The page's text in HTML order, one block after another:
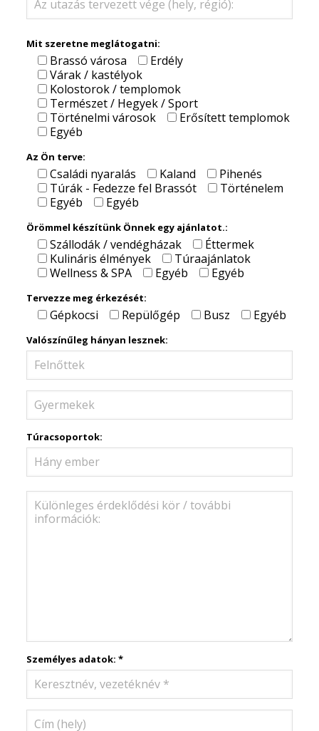
Mit szeretne meglátogatni:
Brassó városa
Erdély
Várak / kastélyok
Kolostorok / templomok
Természet / Hegyek / Sport
Történelmi városok
Erősített templomok
Egyéb
Az Ön terve:
Családi nyaralás Kaland
Pihenés
Túrák - Fedezze fel Brassót
Történelem
Egyéb
Egyéb
Örömmel készítünk Önnek egy ajánlatot.:
Szállodák / vendégházak
Éttermek
Kulináris élmények
Túraajánlatok
Wellness & SPA
Egyéb Egyéb
Tervezze meg érkezését:
Gépkocsi Repülőgép Busz Egyéb
Valószínűleg hányan lesznek:
Túracsoportok:
Személyes adatok: *